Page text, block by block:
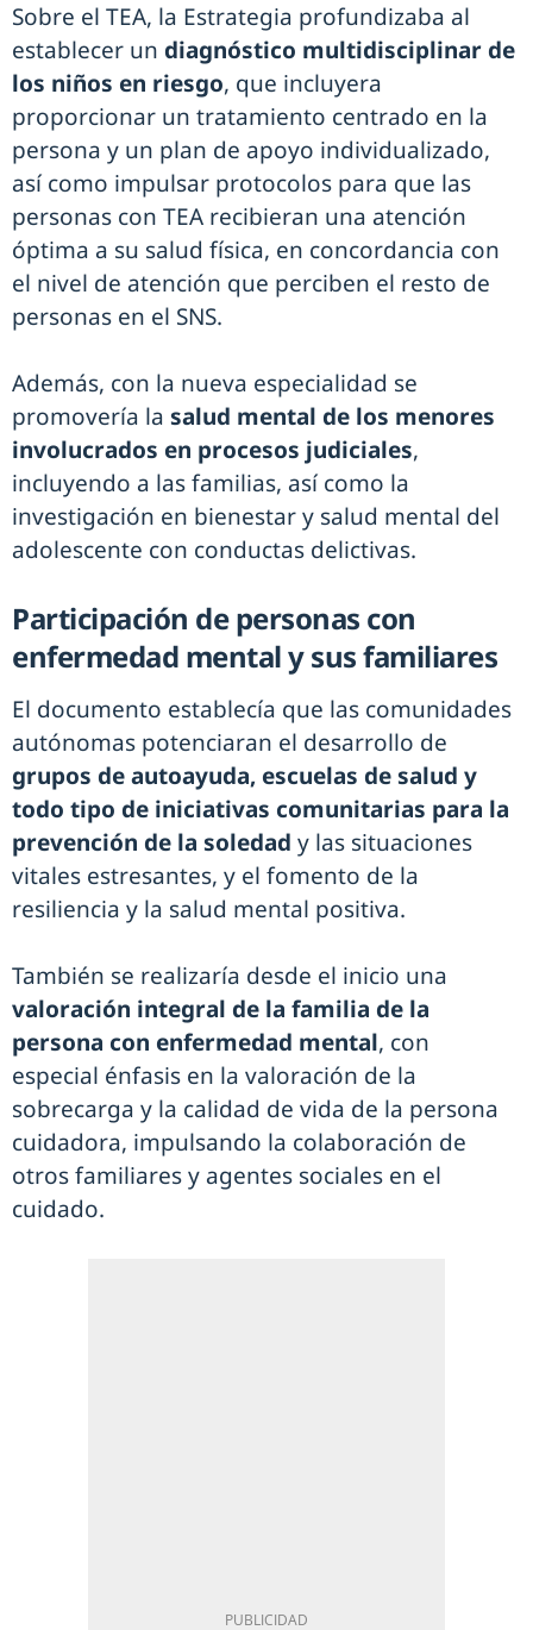
Sobre el TEA, la Estrategia profundizaba al
establecer un diagnóstico multidisciplinar de
los niños en riesgo, que incluyera
proporcionar un tratamiento centrado en la
persona y un plan de apoyo individualizado,
así como impulsar protocolos para que las
personas con TEA recibieran una atención
óptima a su salud física, en concordancia con
el nivel de atención que perciben el resto de
personas en el SNS.
Además, con la nueva especialidad se
promovería la salud mental de los menores
involucrados en procesos judiciales,
incluyendo a las familias, así como la
investigación en bienestar y salud mental del
adolescente con conductas delictivas.
Participación de personas con
enfermedad mental y sus familiares
El documento establecía que las comunidades
autónomas potenciaran el desarrollo de
grupos de autoayuda, escuelas de salud y
todo tipo de iniciativas comunitarias para la
prevención de la soledad y las situaciones
vitales estresantes, y el fomento de la
resiliencia y la salud mental positiva.
También se realizaría desde el inicio una
valoración integral de la familia de la
persona con enfermedad mental, con
especial énfasis en la valoración de la
sobrecarga y la calidad de vida de la persona
cuidadora, impulsando la colaboración de
otros familiares y agentes sociales en el
cuidado.